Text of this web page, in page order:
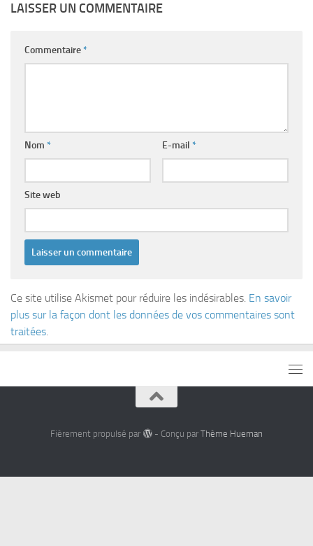
LAISSER UN COMMENTAIRE
Commentaire*
Nom * E-mail *
Site web
Ce site utilise Akismet pour réduire les indésirables. En savoir
plus sur la façon dont les données de vos commentaires sont
traitées.
Fièrement propulsé par - Conçu par Thème Hueman